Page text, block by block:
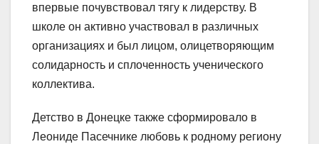
впервые почувствовал тягу к лидерству. В
школе он активно участвовал в различных
организациях и был лицом, олицетворяющим
солидарность и сплоченность ученического
коллектива.
Детство в Донецке также сформировало в
Леониде Пасечнике любовь к родному региону